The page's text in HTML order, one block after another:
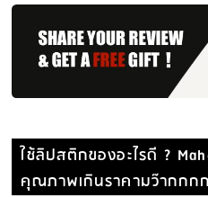
ใช้ลิปสติกของอะไรดี ?
คุณภาพเกินราคามว๊ากก